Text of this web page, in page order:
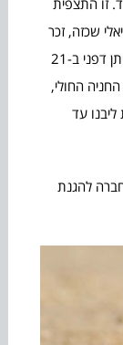
שכזה, זכר
חתיך, צולם במגרש חנייה בחוף מעיין צבי על ידי איתן דפני ב-21
החולי,
עד
להגנת